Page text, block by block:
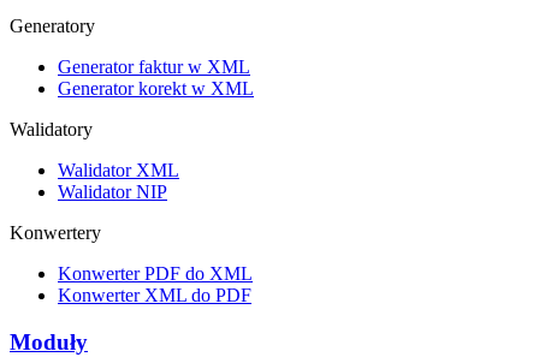
Generatory
Generator faktur w XML
Generator korekt w XML
Walidatory
Walidator XML
Walidator NIP
Konwertery
Konwerter PDF do XML
Konwerter XML do PDF
Moduły